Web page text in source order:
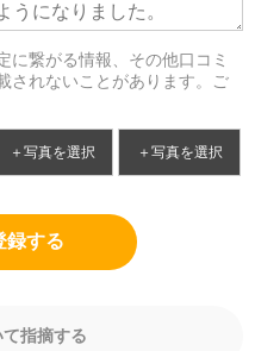
繋がる情報、その他口コミ
されないことがあります。ご
＋写真を選択 ＋写真を選択
録する
指摘する